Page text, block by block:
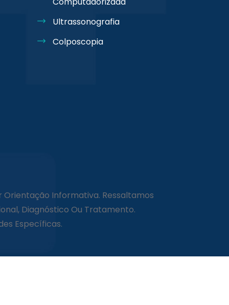
Ultrassonografia
Colposcopia
Orientação Informativa. Ressaltamos
Diagnóstico Ou Tratamento.
Específicas.